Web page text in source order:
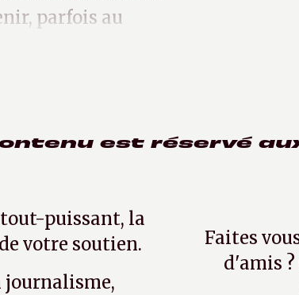
parfois au
est réservé
tout-puissant, la
votre soutien.
journalisme,
Faites
d'amis